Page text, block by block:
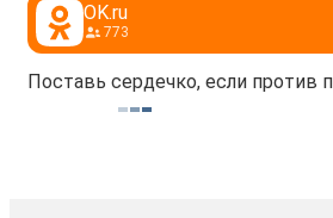
OK.ru
773
Поставь сердечко, если против